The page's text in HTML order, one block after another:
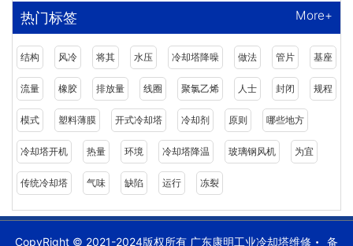
热门标签 More+
结构 风冷 将其 水压 冷却塔降噪 做法 管片 基座
流量 橡胶 排放量 线圈 聚氯乙烯 人士 封闭 规程
模式 塑料薄膜 开式冷却塔 冷却剂 原则 哪些地方
冷却塔开机 热量 环境 冷却塔降温 玻璃钢风机 为宜
传统冷却塔 气味 缺陷 运行 冻裂
CopyRight © 2021-2024版权所有 广东康明工业冷却塔维修 备